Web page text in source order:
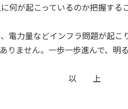
何が起こっているのか把握する
電力量などインフラ問題が起こ
りません。一歩一歩進んで、明